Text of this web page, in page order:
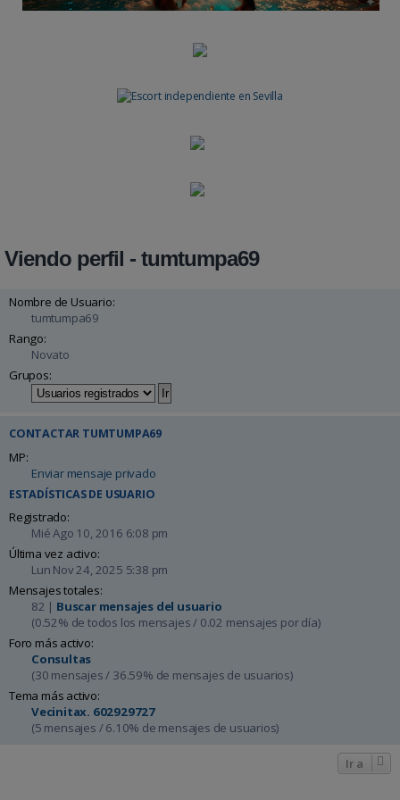
Viendo perfil - tumtumpa69
Nombre de Usuario:
tumtumpa69
Rango:
Novato
Grupos:
CONTACTAR TUMTUMPA69
MP:
Enviar mensaje privado
ESTADÍSTICAS DE USUARIO
Registrado:
Mié Ago 10, 2016 6:08 pm
Última vez activo:
Lun Nov 24, 2025 5:38 pm
Mensajes totales:
82 | Buscar mensajes del usuario
(0.52% de todos los mensajes / 0.02 mensajes por día)
Foro más activo:
Consultas
(30 mensajes / 36.59% de mensajes de usuarios)
Tema más activo:
Vecinitax. 602929727
(5 mensajes / 6.10% de mensajes de usuarios)
Ir a